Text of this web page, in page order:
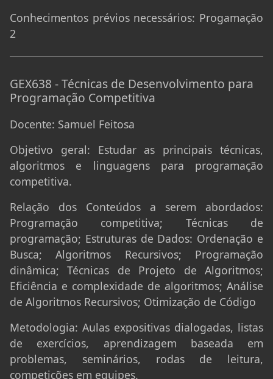
Conhecimentos prévios necessários: Progamação
2
GEX638 - Técnicas de Desenvolvimento para
Programação Competitiva
Docente: Samuel Feitosa
Objetivo geral: Estudar as principais técnicas,
algoritmos e linguagens para programação
competitiva.
Relação dos Conteúdos a serem abordados:
Programação competitiva; Técnicas de
programação; Estruturas de Dados: Ordenação e
Busca; Algoritmos Recursivos; Programação
dinâmica; Técnicas de Projeto de Algoritmos;
Eficiência e complexidade de algoritmos; Análise
de Algoritmos Recursivos; Otimização de Código
Metodologia: Aulas expositivas dialogadas, listas
de exercícios, aprendizagem baseada em
problemas, seminários, rodas de leitura,
competições em equipes.